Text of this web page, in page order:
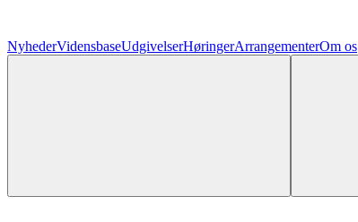
NyhederVidensbaseUdgivelserHøringerArrangementerOm os